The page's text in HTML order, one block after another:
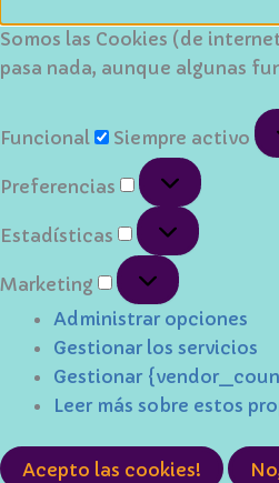
Somos las Cookies (de
pasa nada, aunque algunas
Funcional Siempre activo
Preferencias
Preferencias
Estadísticas
Estadísticas
Marketing
Marketing
Administrar opciones
Gestionar los servicios
Gestionar
Leer más sobre estos
Acepto las cookies!